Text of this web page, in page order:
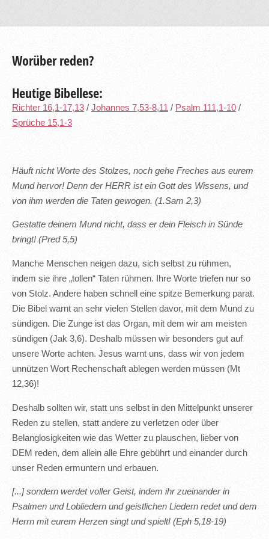
Worüber reden?
Heutige Bibellese:
Richter 16,1-17,13 / Johannes 7,53-8,11 / Psalm 111,1-10 /
Sprüche 15,1-3
Häuft nicht Worte des Stolzes, noch gehe Freches aus eurem
Mund hervor! Denn der HERR ist ein Gott des Wissens, und
von ihm werden die Taten gewogen. (1.Sam 2,3)
Gestatte deinem Mund nicht, dass er dein Fleisch in Sünde
bringt! (Pred 5,5)
Manche Menschen neigen dazu, sich selbst zu rühmen,
indem sie ihre „tollen“ Taten rühmen. Ihre Worte triefen nur so
von Stolz. Andere haben schnell eine spitze Bemerkung parat.
Die Bibel warnt an sehr vielen Stellen davor, mit dem Mund zu
sündigen. Die Zunge ist das Organ, mit dem wir am meisten
sündigen (Jak 3,6). Deshalb müssen wir besonders gut auf
unsere Worte achten. Jesus warnt uns, dass wir von jedem
unnützen Wort Rechenschaft ablegen werden müssen (Mt
12,36)!
Deshalb sollten wir, statt uns selbst in den Mittelpunkt unserer
Reden zu stellen, statt andere zu verletzen oder über
Belanglosigkeiten wie das Wetter zu plauschen, lieber von
DEM reden, dem allein alle Ehre gebührt und einander durch
unser Reden ermuntern und erbauen.
[...] sondern werdet voller Geist, indem ihr zueinander in
Psalmen und Lobliedern und geistlichen Liedern redet und dem
Herrn mit eurem Herzen singt und spielt! (Eph 5,18-19)